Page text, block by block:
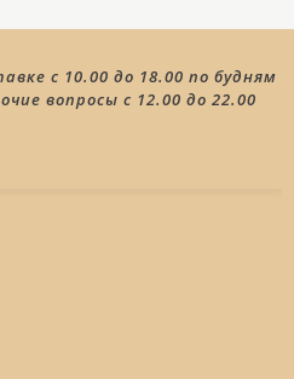
с 10.00 до 18.00 по будням
вопросы с 12.00 до 22.00